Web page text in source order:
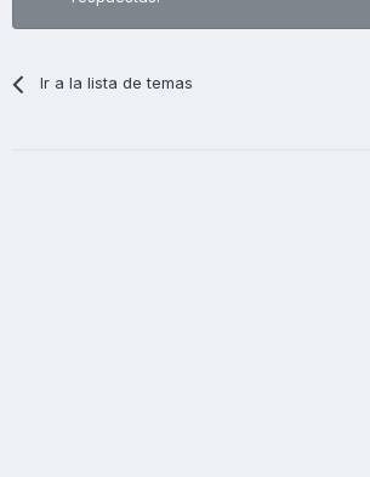
Ir a la lista de temas